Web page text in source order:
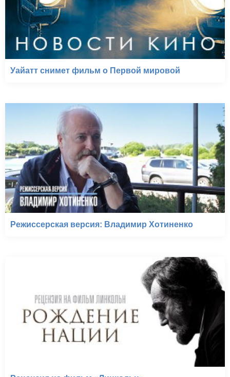
Уайатт снимет фильм о Первой мировой
Режиссерская версия: Владимир Хотиненко